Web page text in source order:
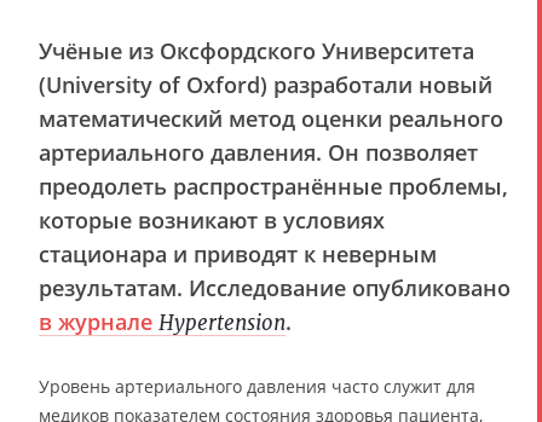
Учёные из Оксфордского Университета
(University of Oxford) разработали новый
математический метод оценки реального
артериального давления. Он позволяет
преодолеть распространённые проблемы,
которые возникают в условиях
стационара и приводят к неверным
результатам. Исследование опубликовано
в журнале Hypertension.
Уровень артериального давления часто служит для
медиков показателем состояния здоровья пациента,